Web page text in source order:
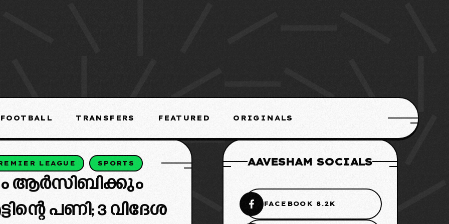
FOOTBALL TRANSFERS FEATURED ORIGINALS
LEAGUE SPORTS
പണി; 3 വിദേശ
AAVESHAM SOCIALS
FACEBOOK 8.2K